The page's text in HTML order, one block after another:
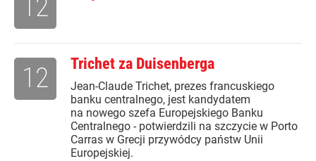
12
Trichet za Duisenberga
Jean-Claude Trichet, prezes francuskiego
banku centralnego, jest kandydatem
na nowego szefa Europejskiego Banku
Centralnego - potwierdzili na szczycie w Porto
Carras w Grecji przywódcy państw Unii
Europejskiej.
12